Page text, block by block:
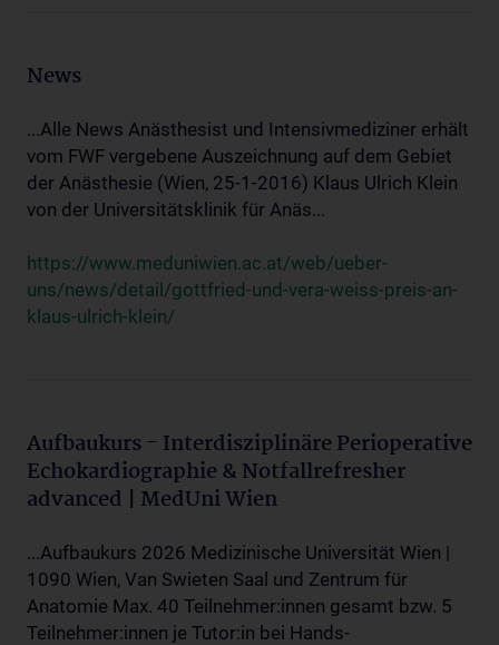
News
...Alle News Anästhesist und Intensivmediziner erhält
vom FWF vergebene Auszeichnung auf dem Gebiet
der Anästhesie (Wien, 25-1-2016) Klaus Ulrich Klein
von der Universitätsklinik für Anäs...
https://www.meduniwien.ac.at/web/ueber-
uns/news/detail/gottfried-und-vera-weiss-preis-an-
klaus-ulrich-klein/
Aufbaukurs - Interdisziplinäre Perioperative
Echokardiographie & Notfallrefresher
advanced | MedUni Wien
...Aufbaukurs 2026 Medizinische Universität Wien |
1090 Wien, Van Swieten Saal und Zentrum für
Anatomie Max. 40 Teilnehmer:innen gesamt bzw. 5
Teilnehmer:innen je Tutor:in bei Hands-